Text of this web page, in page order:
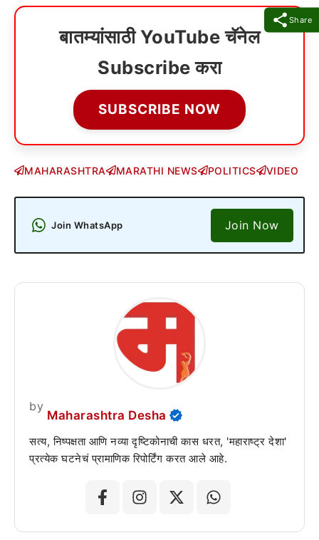
Share
बातम्यांसाठी YouTube चॅनेल
Subscribe करा
SUBSCRIBE NOW
MAHARASHTRA MARATHI NEWS POLITICS VIDEO
Join WhatsApp Join Now
by
Maharashtra Desha
सत्य, निष्पक्षता आणि नव्या दृष्टिकोनाची कास धरत, 'महाराष्ट्र देशा'
प्रत्येक घटनेचं प्रामाणिक रिपोर्टिंग करत आले आहे.